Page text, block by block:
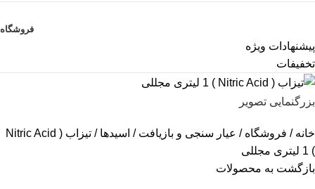
فروشگاه
پیشنهادات ویژه
تخفیفات
بزرگنمایی تصویر
خانه فروشگاه عیار سنجی و بازیافت اسیدها
تیزاب ( Nitric Acid
) 1 لیتری مجللی
بازگشت به محصولات